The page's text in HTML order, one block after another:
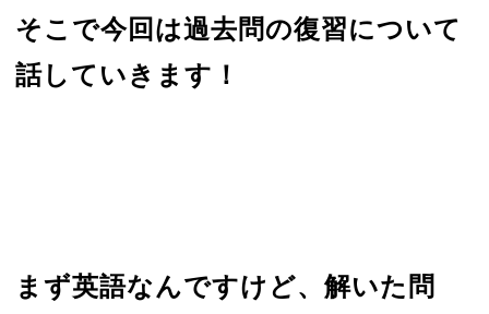
そこで今回は過去問の復習について
話していきます！
まず英語なんですけど、解いた問